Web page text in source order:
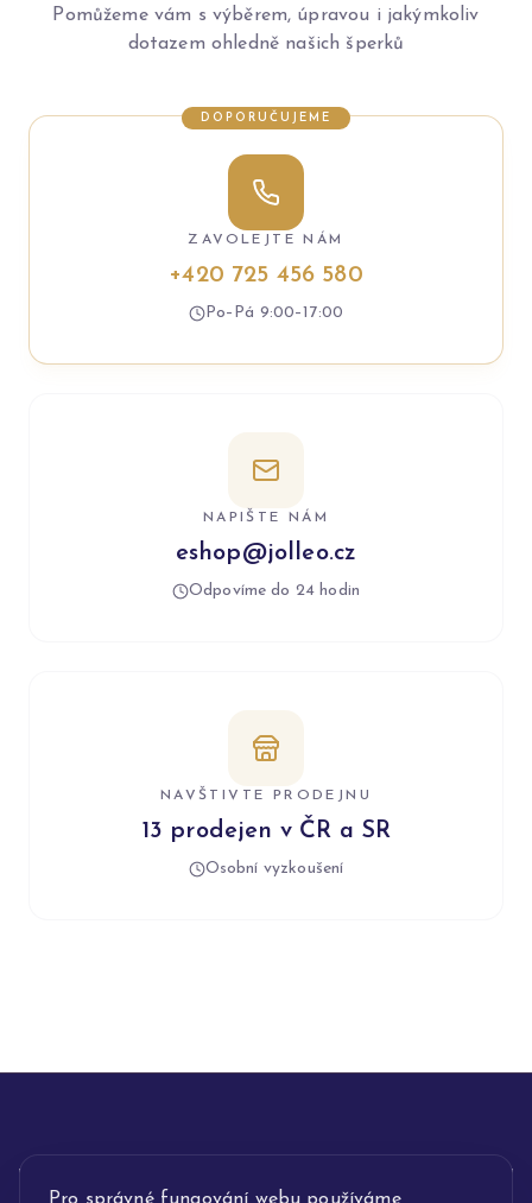
Pomůžeme vám s výběrem, úpravou i jakýmkoliv
dotazem ohledně našich šperků
DOPORUČUJEME
ZAVOLEJTE NÁM
+420 725 456 580
Po–Pá 9:00–17:00
NAPIŠTE NÁM
eshop@jolleo.cz
Odpovíme do 24 hodin
NAVŠTIVTE PRODEJNU
13 prodejen v ČR a SR
Osobní vyzkoušení
INFORMACE